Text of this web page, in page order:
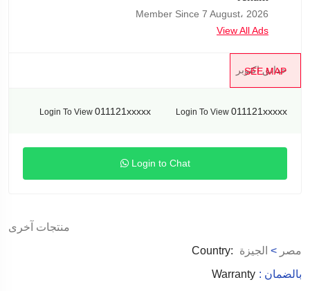
Member Since 7 August، 2026
View All Ads
SEE MAP
حدائق اكتوبر
Login To View 011121xxxxx Login To View 011121xxxxx
Login to Chat
منتجات آخرى
Country:
مصر > الجيزة
Warranty
: بالضمان